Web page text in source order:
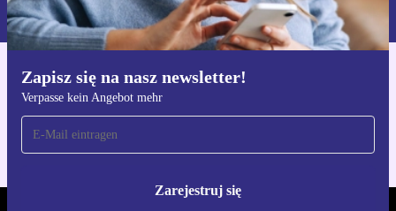
Zapisz się na nasz newsletter!
Verpasse kein Angebot mehr
Zarejestruj się
naszej
Polityce prywatności
Pobierz aplikację refurbed
Dla iOS i Android